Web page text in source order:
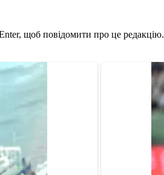
щоб повідомити про це редакцію.